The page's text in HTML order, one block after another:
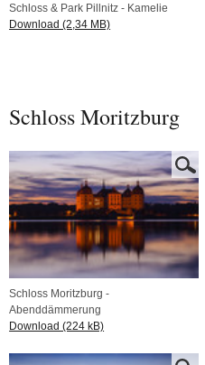
Schloss & Park Pillnitz - Kamelie
Download (2,34 MB)
Schloss Moritzburg
Schloss Moritzburg -
Abenddämmerung
Download (224 kB)